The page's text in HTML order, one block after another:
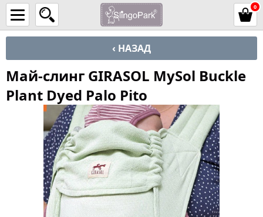
0
‹ НАЗАД
Май-слинг GIRASOL MySol Buckle
Plant Dyed Palo Pito